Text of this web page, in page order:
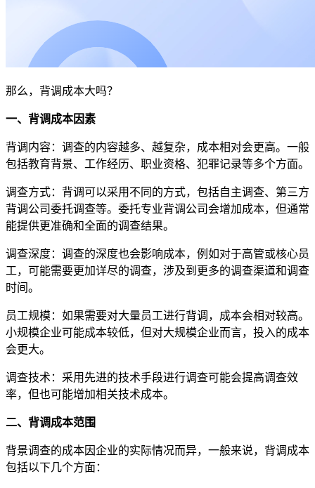
那么，背调成本大吗？
一、背调成本因素
背调内容：调查的内容越多、越复杂，成本相对会更高。一般
包括教育背景、工作经历、职业资格、犯罪记录等多个方面。
调查方式：背调可以采用不同的方式，包括自主调查、第三方
背调公司委托调查等。委托专业背调公司会增加成本，但通常
能提供更准确和全面的调查结果。
调查深度：调查的深度也会影响成本，例如对于高管或核心员
工，可能需要更加详尽的调查，涉及到更多的调查渠道和调查
时间。
员工规模：如果需要对大量员工进行背调，成本会相对较高。
小规模企业可能成本较低，但对大规模企业而言，投入的成本
会更大。
调查技术：采用先进的技术手段进行调查可能会提高调查效
率，但也可能增加相关技术成本。
二、背调成本范围
背景调查的成本因企业的实际情况而异，一般来说，背调成本
包括以下几个方面：